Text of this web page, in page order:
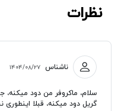
نظرات
ناشناس ۱۴۰۴/۰۸/۲۷
سلام، ماکروفر من دود میکنه،
گریل دود میکنه، قبلا